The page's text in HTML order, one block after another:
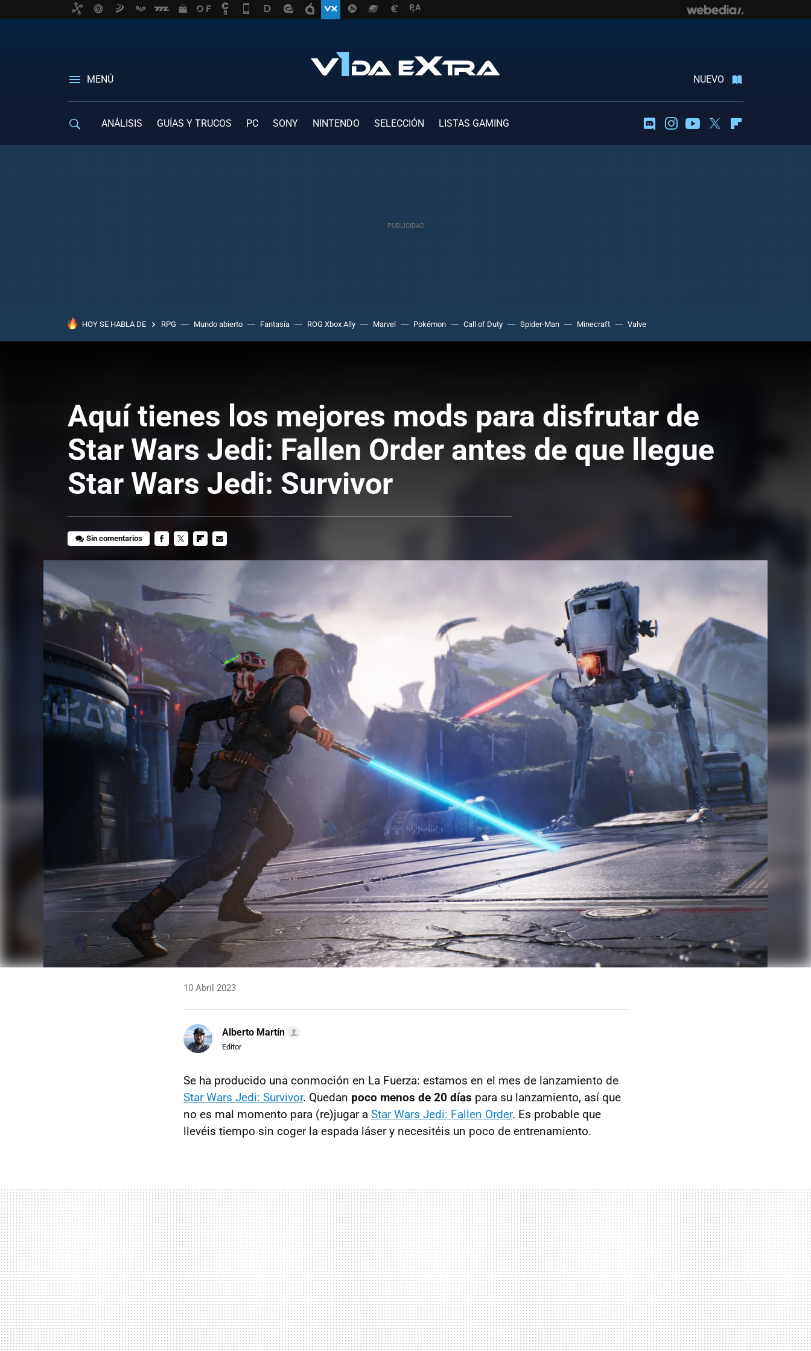
MENÚ NUEVO
ANÁLISIS GUÍAS Y TRUCOS PC SONY NINTENDO SELECCIÓN LISTAS GAMING DiscordInstagramYoutubeTwitter
HOY SE HABLA DE RPG Mundo abierto Fantasía ROG Xbox Ally Marvel Pokémon Call of Duty Spider-Man Minecraft Valve
Aquí tienes los mejores mods para disfrutar de
Star Wars Jedi: Fallen Order antes de que llegue
Star Wars Jedi: Survivor
Sin comentarios
10 Abril 2023
Alberto Martín
Editor
Se ha producido una conmoción en La Fuerza: estamos en el mes de lanzamiento de
Star Wars Jedi: Survivor. Quedan poco menos de 20 días para su lanzamiento, así que
no es mal momento para (re)jugar a Star Wars Jedi: Fallen Order. Es probable que
llevéis tiempo sin coger la espada láser y necesitéis un poco de entrenamiento.